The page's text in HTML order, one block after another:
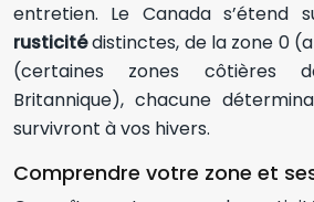
entretien. Le Canada s’étend
rusticitédistinctes, de la zone 0
(certaines zones côtières
Britannique), chacune
survivront à vos hivers.
Comprendre votre zone et